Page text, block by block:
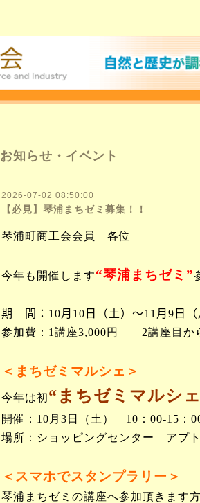
お知らせ・イベント
2026-07-02 08:50:00
【必見】琴浦まちゼミ募集！！
琴浦町商工会会員 各位
今年も開催します“琴浦まちゼミ”
期 間： 10月 10 日（土）～11 月 9 日
参加費： 1 講座3,000円 2講座目か
＜まちゼミマルシェ＞
今年は初“まちゼミマルシ
開催： 10 月 3 日（土） 10 ： 00-15 ：
場所：ショッピングセンター ア
＜スマホでスタンプラリー＞
琴浦まちゼミの講座へ参加頂きます